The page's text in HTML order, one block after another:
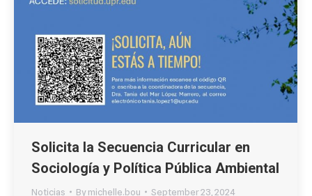
Solicita la Secuencia Curricular en
Sociología y Política Pública Ambiental
Noticias Bymichelle.bou September 23, 2024